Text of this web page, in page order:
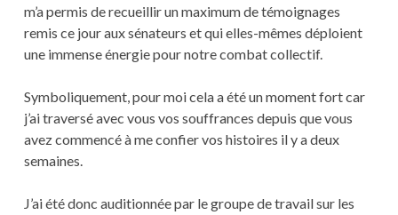
m’a permis de recueillir un maximum de témoignages
remis ce jour aux sénateurs et qui elles-mêmes déploient
une immense énergie pour notre combat collectif.
Symboliquement, pour moi cela a été un moment fort car
j’ai traversé avec vous vos souffrances depuis que vous
avez commencé à me confier vos histoires il y a deux
semaines.
J’ai été donc auditionnée par le groupe de travail sur les